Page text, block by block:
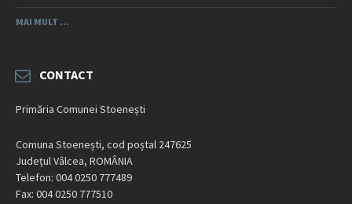
MAI MULT ...
CONTACT
Primăria Comunei Stoenești
Comuna Stoenești, cod poștal 247625
Județul Vâlcea, ROMÂNIA
Telefon: 004 0250 777489
Fax: 004 0250 777510